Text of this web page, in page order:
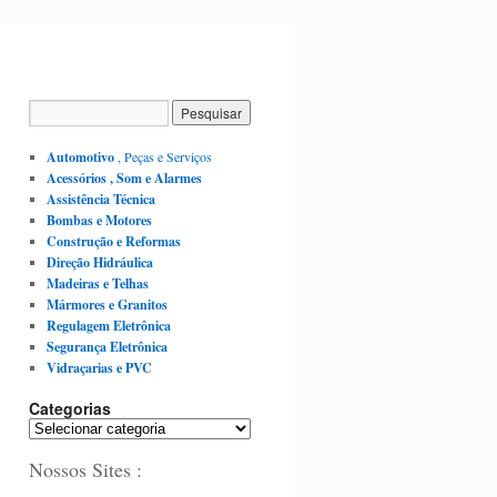
Automotivo, Peças e Serviços
Acessórios , Som e Alarmes
Assistência Técnica
Bombas e Motores
Construção e Reformas
Direção Hidráulica
Madeiras e Telhas
Mármores e Granitos
Regulagem Eletrônica
Segurança Eletrônica
Vidraçarias e PVC
Categorias
C
tNossos Sites :